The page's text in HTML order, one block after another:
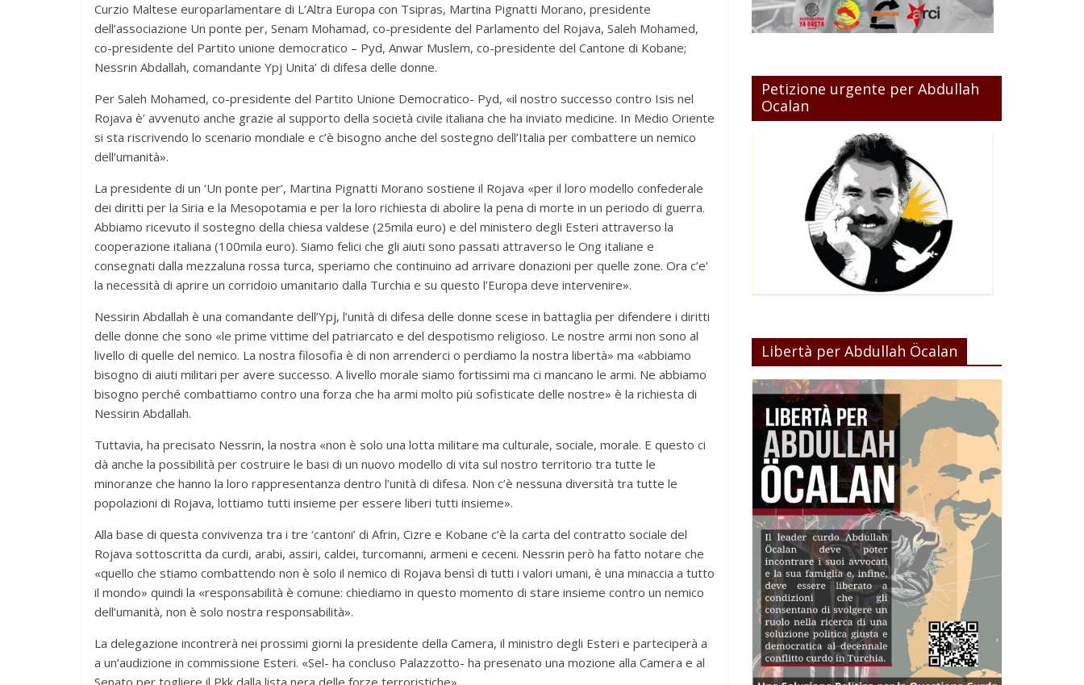
Curzio Maltese europarlamentare di L’Altra Europa con Tsipras, Martina Pignatti Morano, presidente
dell’associazione Un ponte per, Senam Mohamad, co-presidente del Parlamento del Rojava, Saleh Mohamed,
co-presidente del Partito unione democratico – Pyd, Anwar Muslem, co-presidente del Cantone di Kobane;
Nessrin Abdallah, comandante Ypj Unita’ di difesa delle donne.
Per Saleh Mohamed, co-presidente del Partito Unione Democratico- Pyd, «il nostro successo contro Isis nel
Rojava è’ avvenuto anche grazie al supporto della società civile italiana che ha inviato medicine. In Medio Oriente
si sta riscrivendo lo scenario mondiale e c’è bisogno anche del sostegno dell’Italia per combattere un nemico
dell’umanità».
La presidente di un ‘Un ponte per’, Martina Pignatti Morano sostiene il Rojava «per il loro modello confederale
dei diritti per la Siria e la Mesopotamia e per la loro richiesta di abolire la pena di morte in un periodo di guerra.
Abbiamo ricevuto il sostegno della chiesa valdese (25mila euro) e del ministero degli Esteri attraverso la
cooperazione italiana (100mila euro). Siamo felici che gli aiuti sono passati attraverso le Ong italiane e
consegnati dalla mezzaluna rossa turca, speriamo che continuino ad arrivare donazioni per quelle zone. Ora c’e’
la necessità di aprire un corridoio umanitario dalla Turchia e su questo l’Europa deve intervenire».
Nessirin Abdallah è una comandante dell’Ypj, l’unità di difesa delle donne scese in battaglia per difendere i diritti
delle donne che sono «le prime vittime del patriarcato e del despotismo religioso. Le nostre armi non sono al
livello di quelle del nemico. La nostra filosofia è di non arrenderci o perdiamo la nostra libertà» ma «abbiamo
bisogno di aiuti militari per avere successo. A livello morale siamo fortissimi ma ci mancano le armi. Ne abbiamo
bisogno perché combattiamo contro una forza che ha armi molto più sofisticate delle nostre» è la richiesta di
Nessirin Abdallah.
Tuttavia, ha precisato Nessrin, la nostra «non è solo una lotta militare ma culturale, sociale, morale. E questo ci
dà anche la possibilità per costruire le basi di un nuovo modello di vita sul nostro territorio tra tutte le
minoranze che hanno la loro rappresentanza dentro l’unità di difesa. Non c’è nessuna diversità tra tutte le
popolazioni di Rojava, lottiamo tutti insieme per essere liberi tutti insieme».
Alla base di questa convivenza tra i tre ‘cantoni’ di Afrin, Cizre e Kobane c’è la carta del contratto sociale del
Rojava sottoscritta da curdi, arabi, assiri, caldei, turcomanni, armeni e ceceni. Nessrin però ha fatto notare che
«quello che stiamo combattendo non è solo il nemico di Rojava bensì di tutti i valori umani, è una minaccia a tutto
il mondo» quindi la «responsabilità è comune: chiediamo in questo momento di stare insieme contro un nemico
dell’umanità, non è solo nostra responsabilità».
La delegazione incontrerà nei prossimi giorni la presidente della Camera, il ministro degli Esteri e parteciperà a
a un’audizione in commissione Esteri. «Sel- ha concluso Palazzotto- ha presenato una mozione alla Camera e al
Petizione urgente per Abdullah
Ocalan
Libertà per Abdullah Öcalan